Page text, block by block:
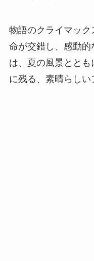
物語のクライマッ
命が交錯し、感動
は、夏の風景とと
に残る、素晴らしい